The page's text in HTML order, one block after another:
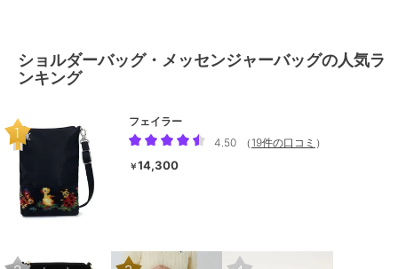
ショルダーバッグ・メッセンジャーバッグの人気ラ
ンキング
フェイラー
4.50
（ 19件の口コミ ）
￥14,300